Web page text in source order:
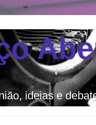
ideias e